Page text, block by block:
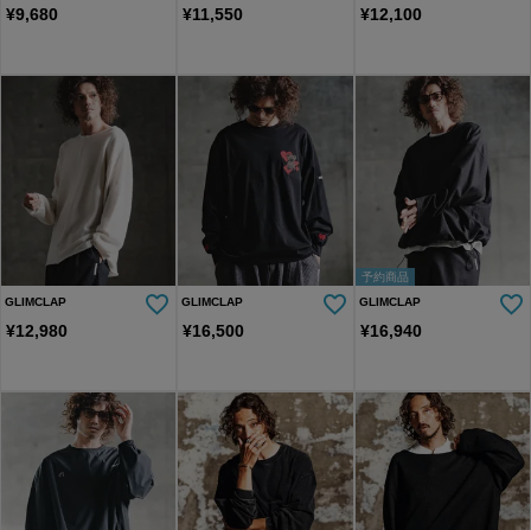
¥9,680 ¥11,550 ¥12,100
GLIMCLAP
¥12,980
GLIMCLAP
¥16,500
予約商品
GLIMCLAP
¥16,940